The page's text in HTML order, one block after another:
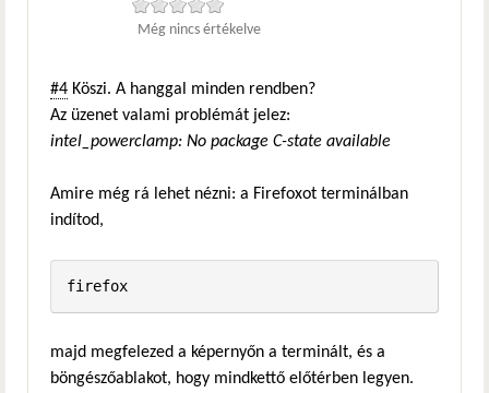
Még nincs értékelve
#4 Köszi. A hanggal minden rendben?
Az üzenet valami problémát jelez:
intel_powerclamp: No package C-state available
Amire még rá lehet nézni: a Firefoxot terminálban
indítod,
firefox
majd megfelezed a képernyőn a terminált, és a
böngészőablakot, hogy mindkettő előtérben legyen.